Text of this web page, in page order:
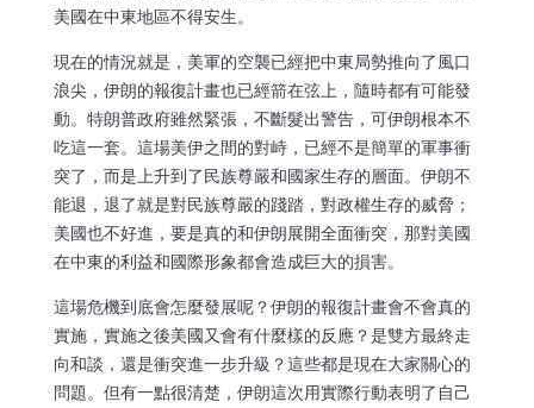
美國在中東地區不得安生。
現在的情況就是，美軍的空襲已經把中東局勢推向了風口
浪尖，伊朗的報復計畫也已經箭在弦上，隨時都有可能發
動。特朗普政府雖然緊張，不斷髮出警告，可伊朗根本不
吃這一套。這場美伊之間的對峙，已經不是簡單的軍事衝
突了，而是上升到了民族尊嚴和國家生存的層面。伊朗不
能退，退了就是對民族尊嚴的踐踏，對政權生存的威脅；
美國也不好進，要是真的和伊朗展開全面衝突，那對美國
在中東的利益和國際形象都會造成巨大的損害。
這場危機到底會怎麼發展呢？伊朗的報復計畫會不會真的
實施，實施之後美國又會有什麼樣的反應？是雙方最終走
向和談，還是衝突進一步升級？這些都是現在大家關心的
問題。但有一點很清楚，伊朗這次用實際行動表明了自己